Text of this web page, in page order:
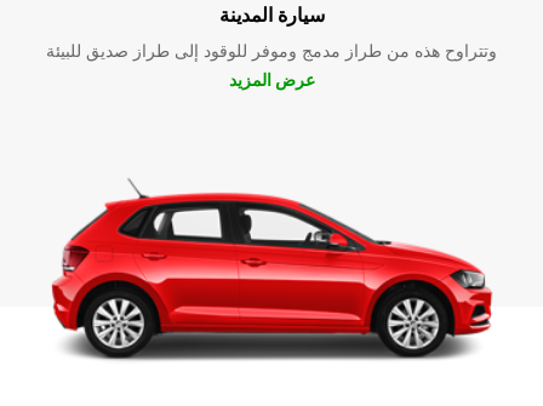
سيارة المدينة
وتتراوح هذه من طراز مدمج وموفر للوقود إلى طراز صديق للبيئة
عرض المزيد